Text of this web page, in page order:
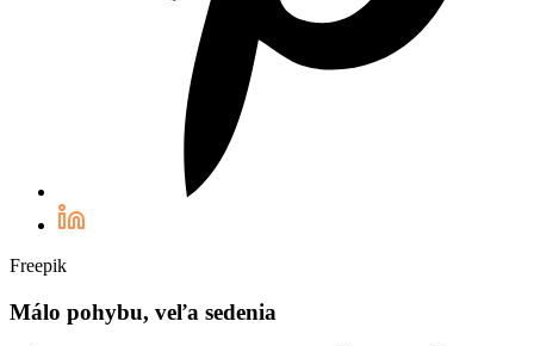
Freepik
Málo pohybu, veľa sedenia